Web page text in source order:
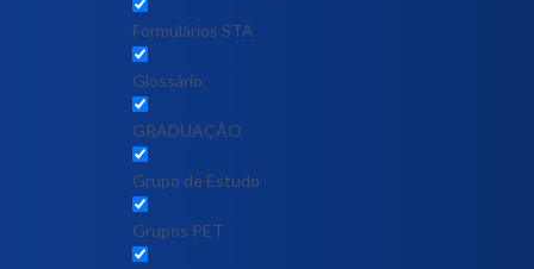
Formulários STA
Glossário
GRADUAÇÃO
Grupo de Estudo
Grupos PET